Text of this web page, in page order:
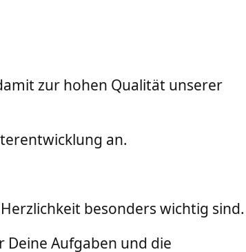
zur hohen Qualität unserer
an.
besonders wichtig sind.
Aufgaben und die